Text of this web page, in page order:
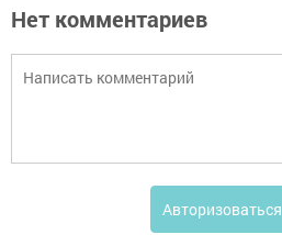
Нет комментариев
Авторизоваться